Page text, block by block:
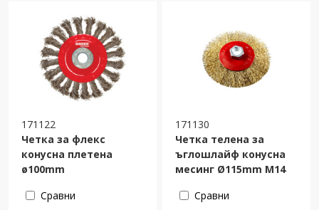
171122
Четка за флекс
конусна плетена
ø100mm
Сравни
171130
Четка телена за
ъглошлайф конусна
месинг Ø115mm M14
Сравни